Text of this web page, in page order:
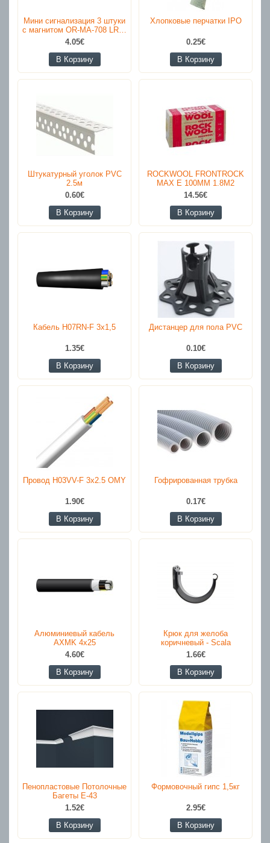
Мини сигнализация 3 штуки
с магнитом OR-MA-708 LR…
4.05€
В Корзину
Хлопковые перчатки IPO
0.25€
В Корзину
Штукатурный уголок PVC
2.5м
0.60€
В Корзину
ROCKWOOL FRONTROCK
MAX E 100MM 1.8M2
14.56€
В Корзину
Кабель H07RN-F 3x1,5
1.35€
В Корзину
Дистанцер для пола PVC
0.10€
В Корзину
Провод H03VV-F 3x2.5 OMY
1.90€
В Корзину
Гофрированная трубка
0.17€
В Корзину
Алюминиевый кабель
AXMK 4x25
4.60€
В Корзину
Крюк для желоба
коричневый - Scala
1.66€
В Корзину
Пенопластовые Потолочные
Багеты E-43
1.52€
В Корзину
Формовочный гипс 1,5кг
2.95€
В Корзину